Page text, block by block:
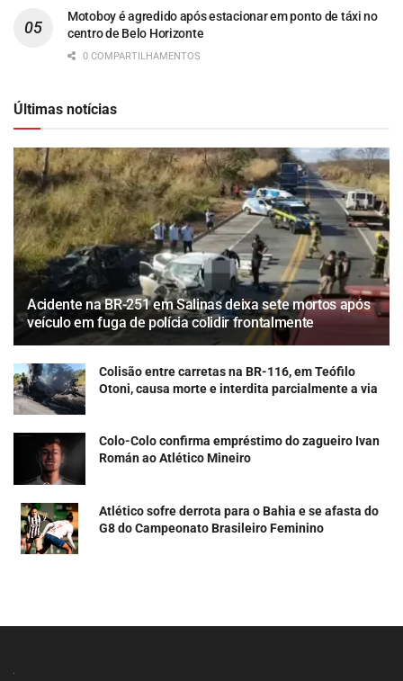
Motoboy é agredido após estacionar em ponto de táxi no
centro de Belo Horizonte
0 COMPARTILHAMENTOS
Últimas notícias
Acidente na BR-251 em Salinas deixa sete mortos após
veículo em fuga de polícia colidir frontalmente
Colisão entre carretas na BR-116, em Teófilo
Otoni, causa morte e interdita parcialmente a via
Colo-Colo confirma empréstimo do zagueiro Ivan
Román ao Atlético Mineiro
Atlético sofre derrota para o Bahia e se afasta do
G8 do Campeonato Brasileiro Feminino